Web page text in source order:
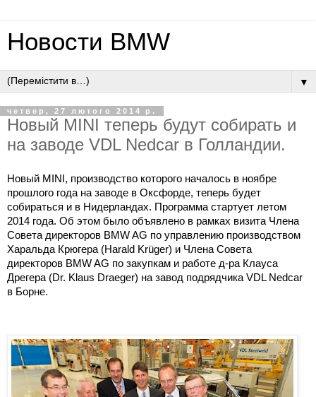
Новости BMW
▼
четвер, 27 лютого 2014 р.
Новый MINI теперь будут собирать и
на заводе VDL Nedcar в Голландии.
Новый MINI, производство которого началось в ноябре
прошлого года на заводе в Оксфорде, теперь будет
собираться и в Нидерландах. Программа стартует летом
2014 года. Об этом было объявлено в рамках визита Члена
Совета директоров BMW AG по управлению производством
Харальда Крюгера (Harald Krüger) и Члена Совета
директоров BMW AG по закупкам и работе д-ра Клауса
Дрегера (Dr. Klaus Draeger) на завод подрядчика VDL Nedcar
в Борне.